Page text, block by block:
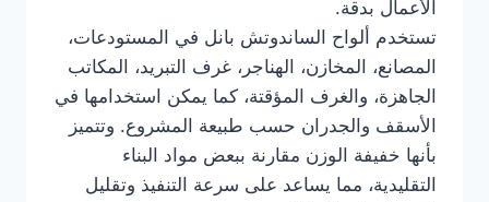
الأعمال بدقة.
تستخدم ألواح الساندوتش بانل في المستودعات،
المصانع، المخازن، الهناجر، غرف التبريد، المكاتب
الجاهزة، والغرف المؤقتة، كما يمكن استخدامها في
الأسقف والجدران حسب طبيعة المشروع. وتتميز
بأنها خفيفة الوزن مقارنة ببعض مواد البناء
التقليدية، مما يساعد على سرعة التنفيذ وتقليل